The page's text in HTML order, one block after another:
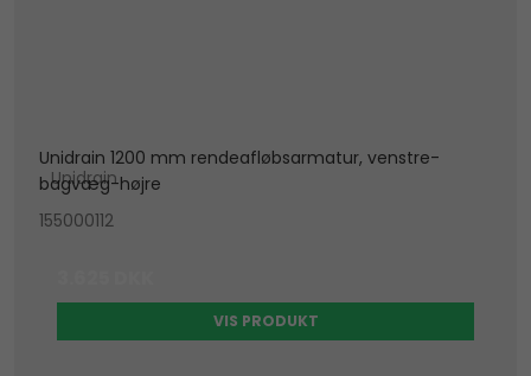
Unidrain 1200 mm rendeafløbsarmatur, venstre-
bagvæg-højre
Unidrain
155000112
VIS PRODUKT